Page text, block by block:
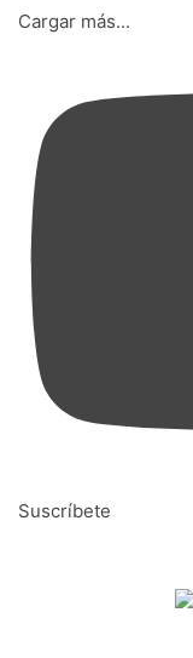
Cargar más...
Suscríbete